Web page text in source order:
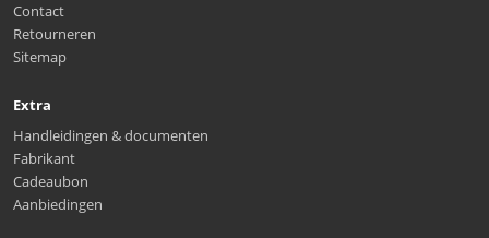
Contact
Retourneren
Sitemap
Extra
Handleidingen & documenten
Fabrikant
Cadeaubon
Aanbiedingen